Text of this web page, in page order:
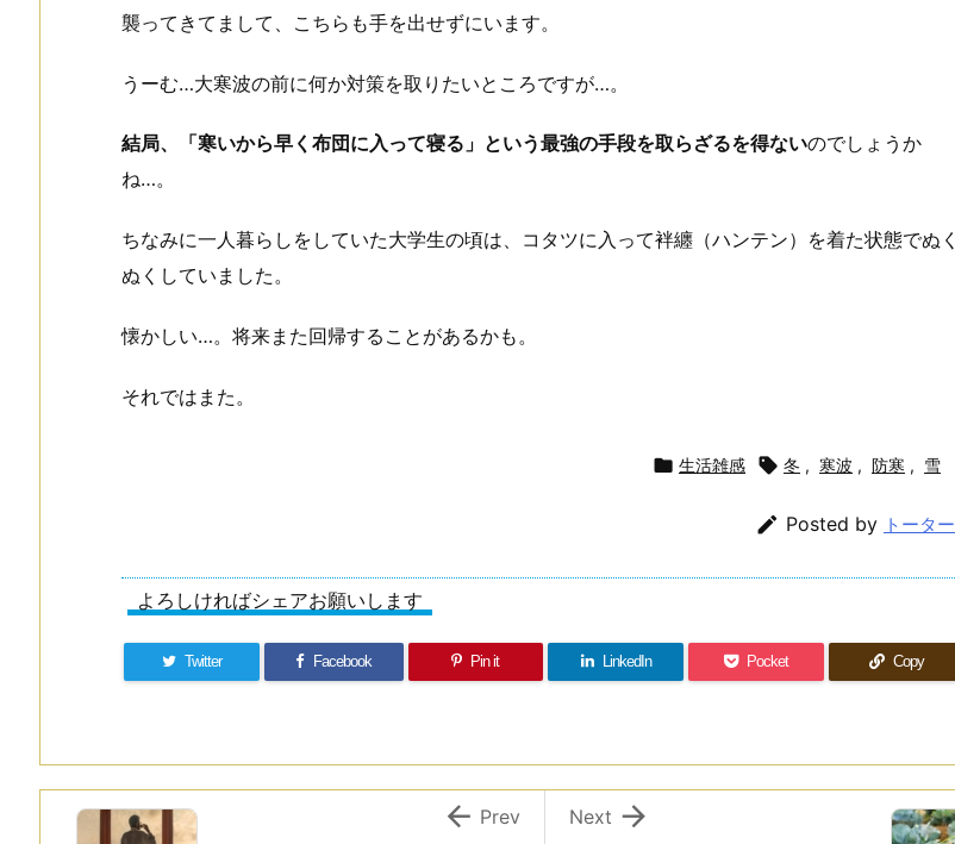
襲ってきてまして、こちらも手を出せずにいます。
うーむ…大寒波の前に何か対策を取りたいところですが…。
結局、「寒いから早く布団に入って寝る」という最強の手段を取らざるを得ないのでしょうか
ね…。
ちなみに一人暮らしをしていた大学生の頃は、コタツに入って袢纏（ハンテン）を着た状態でぬく
ぬくしていました。
懐かしい…。将来また回帰することがあるかも。
それではまた。
 生活雑感  冬 , 寒波 , 防寒 , 雪
 Posted by トーター
よろしければシェアお願いします
Twitter Facebook Pin it LinkedIn Pocket Copy

Next
 Prev